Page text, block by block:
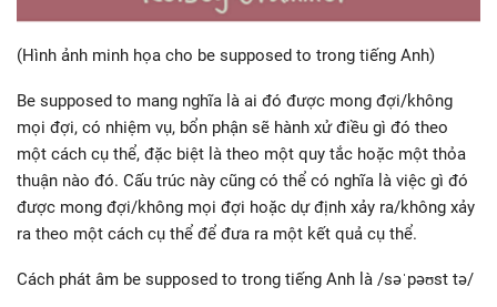
(Hình ảnh minh họa cho be supposed to trong tiếng Anh)
Be supposed to mang nghĩa là ai đó được mong đợi/không
mọi đợi, có nhiệm vụ, bổn phận sẽ hành xử điều gì đó theo
một cách cụ thể, đặc biệt là theo một quy tắc hoặc một thỏa
thuận nào đó. Cấu trúc này cũng có thể có nghĩa là việc gì đó
được mong đợi/không mọi đợi hoặc dự định xảy ra/không xảy
ra theo một cách cụ thể để đưa ra một kết quả cụ thể.
Cách phát âm be supposed to trong tiếng Anh là /səˈpəʊst tə/